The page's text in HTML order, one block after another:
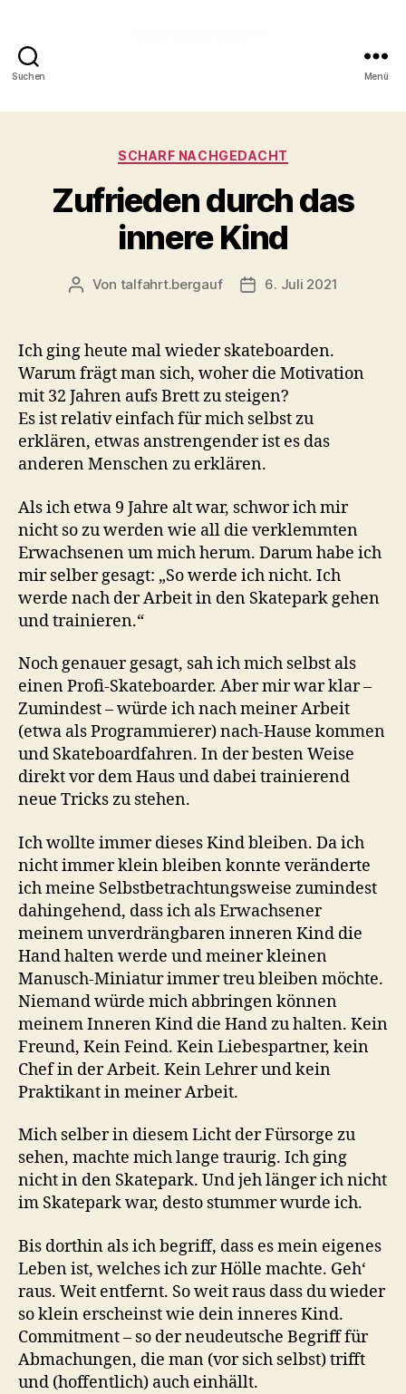
Suchen Menü
Kategorien
SCHARF NACHGEDACHT
Zufrieden durch das
innere Kind
Beitragsautor
Von talfahrt.bergauf Veröffentlichungsdatum
6. Juli 2021
Ich ging heute mal wieder skateboarden.
Warum frägt man sich, woher die Motivation
mit 32 Jahren aufs Brett zu steigen?
Es ist relativ einfach für mich selbst zu
erklären, etwas anstrengender ist es das
anderen Menschen zu erklären.
Als ich etwa 9 Jahre alt war, schwor ich mir
nicht so zu werden wie all die verklemmten
Erwachsenen um mich herum. Darum habe ich
mir selber gesagt: „So werde ich nicht. Ich
werde nach der Arbeit in den Skatepark gehen
und trainieren.“
Noch genauer gesagt, sah ich mich selbst als
einen Profi-Skateboarder. Aber mir war klar –
Zumindest – würde ich nach meiner Arbeit
(etwa als Programmierer) nach-Hause kommen
und Skateboardfahren. In der besten Weise
direkt vor dem Haus und dabei trainierend
neue Tricks zu stehen.
Ich wollte immer dieses Kind bleiben. Da ich
nicht immer klein bleiben konnte veränderte
ich meine Selbstbetrachtungsweise zumindest
dahingehend, dass ich als Erwachsener
meinem unverdrängbaren inneren Kind die
Hand halten werde und meiner kleinen
Manusch-Miniatur immer treu bleiben möchte.
Niemand würde mich abbringen können
meinem Inneren Kind die Hand zu halten. Kein
Freund, Kein Feind. Kein Liebespartner, kein
Chef in der Arbeit. Kein Lehrer und kein
Praktikant in meiner Arbeit.
Mich selber in diesem Licht der Fürsorge zu
sehen, machte mich lange traurig. Ich ging
nicht in den Skatepark. Und jeh länger ich nicht
im Skatepark war, desto stummer wurde ich.
Bis dorthin als ich begriff, dass es mein eigenes
Leben ist, welches ich zur Hölle machte. Geh‘
raus. Weit entfernt. So weit raus dass du wieder
so klein erscheinst wie dein inneres Kind.
Commitment – so der neudeutsche Begriff für
Abmachungen, die man (vor sich selbst) trifft
und (hoffentlich) auch einhällt.